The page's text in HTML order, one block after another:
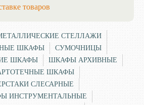
СТЕЛЛАЖИ
ШКАФЫ
СУМОЧНИЦЫ
ШКАФЫ
ШКАФЫ АРХИВНЫЕ
ШКАФЫ
СЛЕСАРНЫЕ
ИНСТРУМЕНТАЛЬНЫЕ